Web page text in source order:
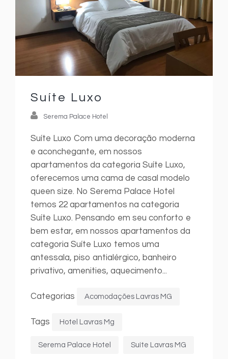
Suíte Luxo
Serema Palace Hotel
Suíte Luxo Com uma decoração moderna
e aconchegante, em nossos
apartamentos da categoria Suíte Luxo,
oferecemos uma cama de casal modelo
queen size. No Serema Palace Hotel
temos 22 apartamentos na categoria
Suíte Luxo. Pensando em seu conforto e
bem estar, em nossos apartamentos da
categoria Suíte Luxo temos uma
antessala, piso antialérgico, banheiro
privativo, amenities, aquecimento...
Categorias Acomodações Lavras MG
Tags Hotel Lavras Mg
Serema Palace Hotel Suíte Lavras MG